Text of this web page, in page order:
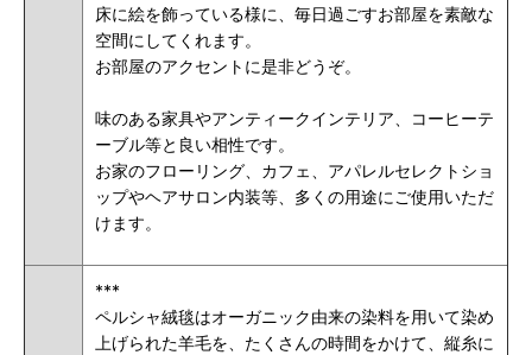
床に絵を飾っている様に、毎日過ごすお部屋を素敵な
空間にしてくれます。
お部屋のアクセントに是非どうぞ。
味のある家具やアンティークインテリア、コーヒーテ
ーブル等と良い相性です。
お家のフローリング、カフェ、アパレルセレクトショ
ップやヘアサロン内装等、多くの用途にご使用いただ
けます。
***
ペルシャ絨毯はオーガニック由来の染料を用いて染め
上げられた羊毛を、たくさんの時間をかけて、縦糸に